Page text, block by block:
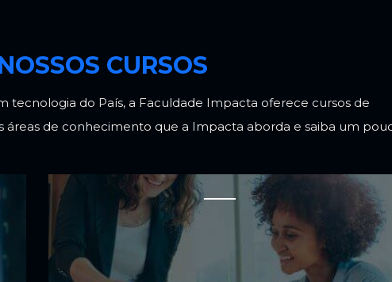
CURSOS
tecnologia do País, a Faculdade Impacta oferece cursos de
áreas de conhecimento que a Impacta aborda e saiba um